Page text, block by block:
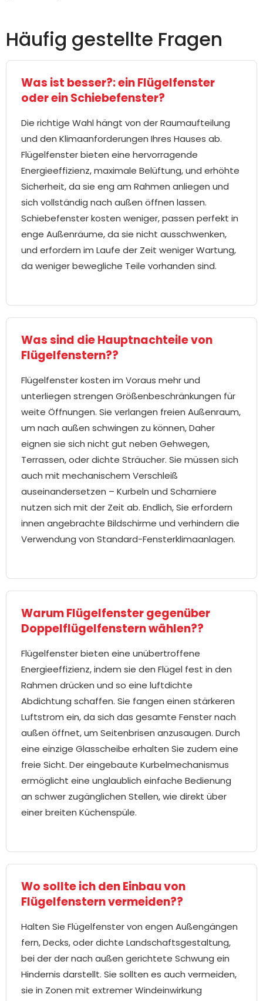
Häufig gestellte Fragen
Was ist besser?: ein Flügelfenster
oder ein Schiebefenster?
Die richtige Wahl hängt von der Raumaufteilung
und den Klimaanforderungen Ihres Hauses ab.
Flügelfenster bieten eine hervorragende
Energieeffizienz, maximale Belüftung, und erhöhte
Sicherheit, da sie eng am Rahmen anliegen und
sich vollständig nach außen öffnen lassen.
Schiebefenster kosten weniger, passen perfekt in
enge Außenräume, da sie nicht ausschwenken,
und erfordern im Laufe der Zeit weniger Wartung,
da weniger bewegliche Teile vorhanden sind.
Was sind die Hauptnachteile von
Flügelfenstern??
Flügelfenster kosten im Voraus mehr und
unterliegen strengen Größenbeschränkungen für
weite Öffnungen. Sie verlangen freien Außenraum,
um nach außen schwingen zu können, Daher
eignen sie sich nicht gut neben Gehwegen,
Terrassen, oder dichte Sträucher. Sie müssen sich
auch mit mechanischem Verschleiß
auseinandersetzen – Kurbeln und Scharniere
nutzen sich mit der Zeit ab. Endlich, Sie erfordern
innen angebrachte Bildschirme und verhindern die
Verwendung von Standard-Fensterklimaanlagen.
Warum Flügelfenster gegenüber
Doppelflügelfenstern wählen??
Flügelfenster bieten eine unübertroffene
Energieeffizienz, indem sie den Flügel fest in den
Rahmen drücken und so eine luftdichte
Abdichtung schaffen. Sie fangen einen stärkeren
Luftstrom ein, da sich das gesamte Fenster nach
außen öffnet, um Seitenbrisen anzusaugen. Durch
eine einzige Glasscheibe erhalten Sie zudem eine
freie Sicht. Der eingebaute Kurbelmechanismus
ermöglicht eine unglaublich einfache Bedienung
an schwer zugänglichen Stellen, wie direkt über
einer breiten Küchenspüle.
Wo sollte ich den Einbau von
Flügelfenstern vermeiden??
Halten Sie Flügelfenster von engen Außengängen
fern, Decks, oder dichte Landschaftsgestaltung,
bei der der nach außen gerichtete Schwung ein
Hindernis darstellt. Sie sollten es auch vermeiden,
sie in Zonen mit extremer Windeinwirkung